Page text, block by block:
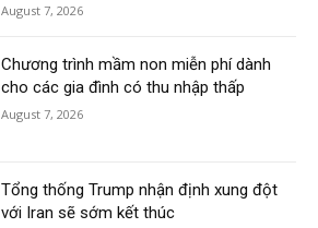
August 7, 2026
Chương trình mầm non miễn phí dành
cho các gia đình có thu nhập thấp
August 7, 2026
Tổng thống Trump nhận định xung đột
với Iran sẽ sớm kết thúc